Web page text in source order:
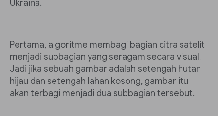
Ukraina.
Pertama, algoritme membagi bagian citra satelit
menjadi subbagian yang seragam secara visual.
Jadi jika sebuah gambar adalah setengah hutan
hijau dan setengah lahan kosong, gambar itu
akan terbagi menjadi dua subbagian tersebut.